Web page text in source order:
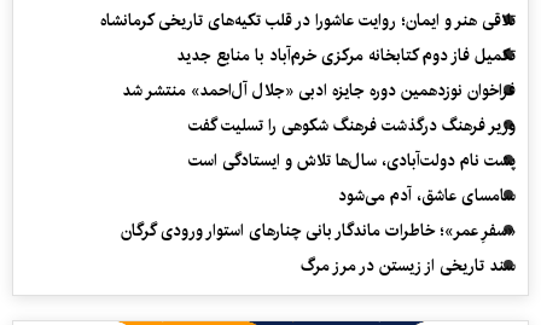
تلاقی هنر و ایمان؛ روایت عاشورا در قلب تکیه‌های تاریخی کرمانشاه
تکمیل فاز دوم کتابخانه مرکزی خرم‌آباد با منابع جدید
فراخوان نوزدهمین دوره جایزه ادبی «جلال آل‌احمد» منتشر شد
وزیر فرهنگ درگذشت فرهنگ شکوهی را تسلیت گفت
پشت نام دولت‌آبادی، سال‌ها تلاش و ایستادگی است
سامسای عاشق، آدم می‌شود
«سفرِ عمر»؛ خاطرات ماندگار بانی چنارهای استوار ورودی گرگان
سند تاریخی از زیستن در مرز مرگ